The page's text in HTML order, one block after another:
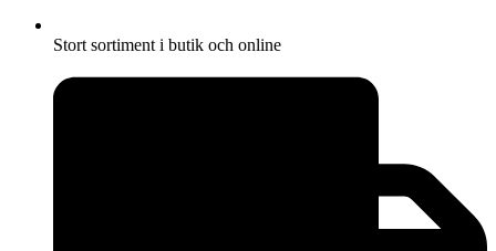
Stort sortiment i butik och online